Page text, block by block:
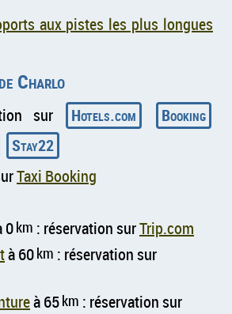
aux pistes les plus longues
Charlo
sur Hotels.com
Booking
Stay22
Taxi Booking
0km : réservation surTrip.com
à 60km : réservation sur
à 65km : réservation sur